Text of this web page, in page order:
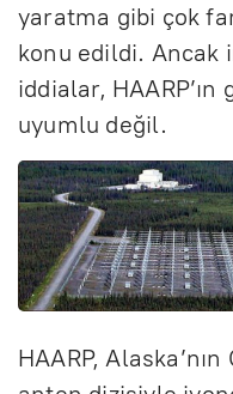
yaratma gibi çok
konu edildi. Ancak
iddialar, HAARP’ın
uyumlu değil.
HAARP,